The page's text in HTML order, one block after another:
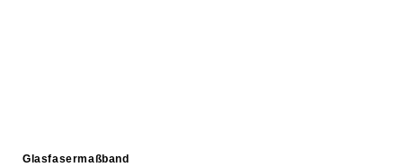
Glasfasermaßband